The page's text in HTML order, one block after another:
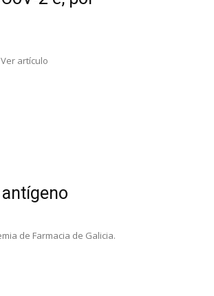
artículo
de Farmacia de Galicia.